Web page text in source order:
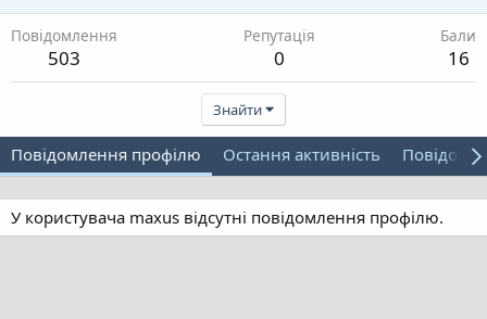
Повідомлення
503
Репутація
0
Бали
16
Знайти
Повідомлення профілю Остання активність
У користувача maxus відсутні повідомлення профілю.